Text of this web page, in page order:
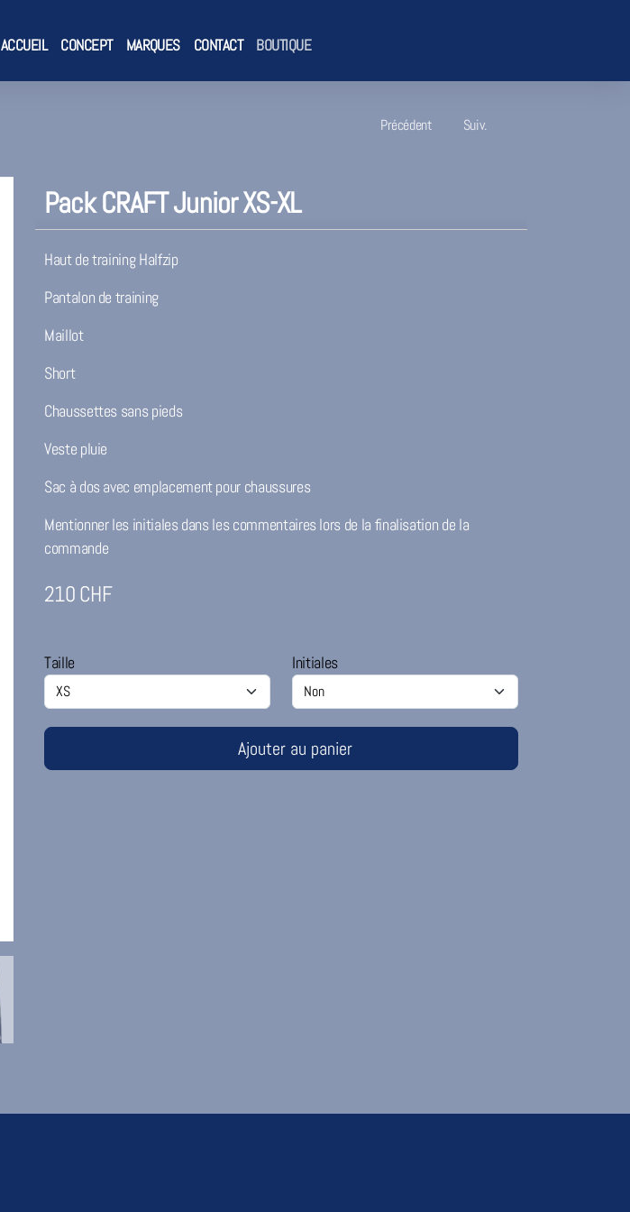
ACCUEIL CONCEPT MARQUES CONTACT BOUTIQUE
Précédent Suiv.
Pack CRAFT Junior XS-XL
Haut de training Halfzip
Pantalon de training
Maillot
Short
Chaussettes sans pieds
Veste pluie
Sac à dos avec emplacement pour chaussures
Mentionner les initiales dans les commentaires lors de la finalisation de la
commande
210CHF
Taille Initiales
Ajouter au panier